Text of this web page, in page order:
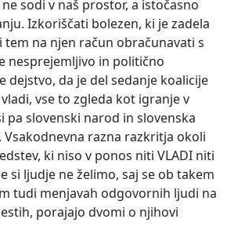
sodi v naš prostor, a istočasno
Izkoriščati bolezen, ki je zadela
na njen račun obračunavati s
nesprejemljivo in politično
dejstvo, da je del sedanje koalicije
vse to zgleda kot igranje v
pa slovenski narod in slovenska
Vsakodnevna razna razkritja okoli
ki niso v ponos niti VLADI niti
si ljudje ne želimo, saj se ob takem
tudi menjavah odgovornih ljudi na
porajajo dvomi o njihovi